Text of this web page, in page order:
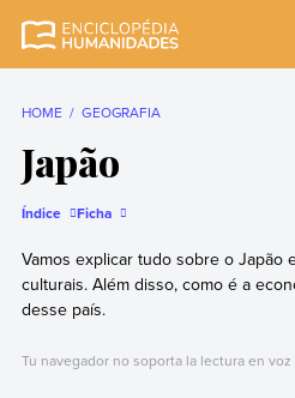
completa e mais
HOME GEOGRAFIA
Japão
Índice Ficha
Vamos explicar tudo sobre o Japão
culturais. Além disso, como é a
desse país.
Tu navegador no soporta la lectura en voz